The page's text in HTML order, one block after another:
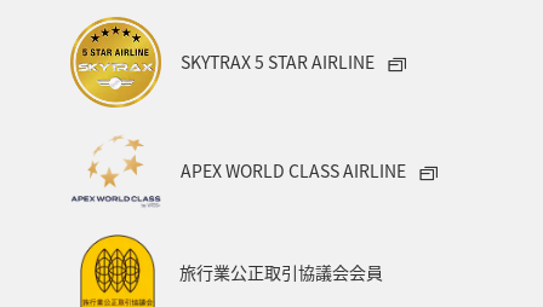
ライフ 日常
ミュンヘン
宮城県
札幌 北海道
オセアニア
SKYTRAX 5 STAR AIRLINE
APEX WORLD CLASS AIRLINE
旅行業公正取引協議会会員